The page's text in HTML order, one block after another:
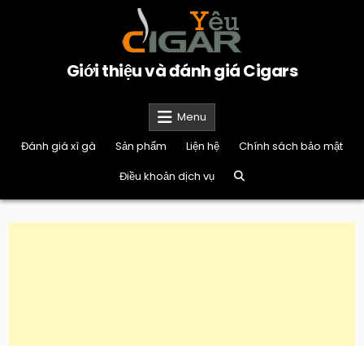
Giới thiệu và đánh giá Cigars
Menu
Đánh giá xì gà
Sản phẩm Liện hệ
Chính sách bảo mật
Điều khoản dịch vụ